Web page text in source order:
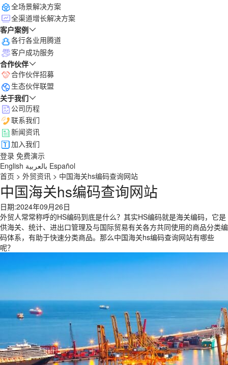
全场景解决方案
全渠道增长解决方案
客户案例
各行各业用腾道
客户成功服务
合作伙伴
合作伙伴招募
生态伙伴联盟
关于我们
公司历程
联系我们
新闻资讯
加入我们
登录 免费演示
English بالعربية Español
首页 > 外贸资讯 > 中国海关hs编码查询网站
中国海关hs编码查询网站
日期:2024年09月26日
外贸人常常称呼的HS编码到底是什么？其实HS编码就是海关编码，它是
供海关、统计、进出口管理及与国际贸易有关各方共同使用的商品分类编
码体系，有助于快速分类商品。那么中国海关hs编码查询网站有哪些
呢？